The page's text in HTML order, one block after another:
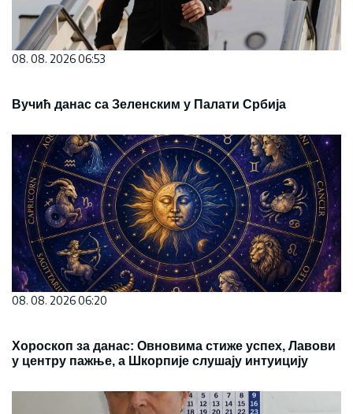
08. 08. 2026 06:53
Вучић данас са Зеленским у Палати Србија
08. 08. 2026 06:20
Хороскоп за данас: Овновима стиже успех, Лавови
у центру пажње, а Шкорпије слушају интуицију